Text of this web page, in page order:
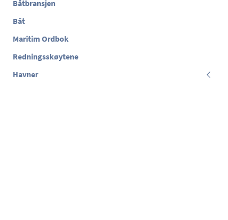
Båtbransjen
Båt
Maritim Ordbok
Redningsskøytene
Havner